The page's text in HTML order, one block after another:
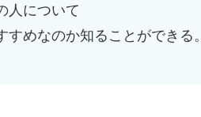
人について
めなのか知ることができる。